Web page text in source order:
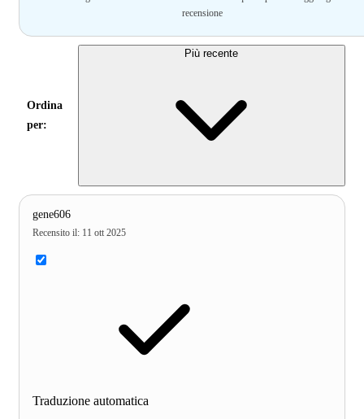
recensione
Ordina
per:
Più recente
gene606
Recensito il: 11 ott 2025
Traduzione automatica